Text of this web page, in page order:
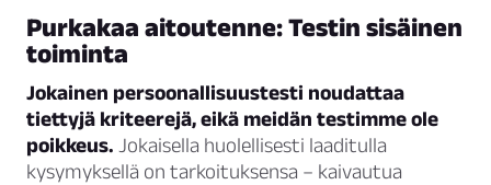
Purkakaa aitoutenne: Testin sisäinen
toiminta
Jokainen persoonallisuustesti noudattaa
tiettyjä kriteerejä, eikä meidän testimme ole
poikkeus. Jokaisella huolellisesti laaditulla
kysymyksellä on tarkoituksensa – kaivautua